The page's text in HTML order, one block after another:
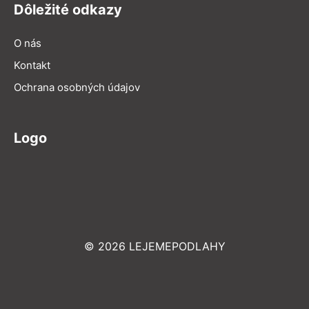
Dôležité odkazy
O nás
Kontakt
Ochrana osobných údajov
Logo
© 2026 LEJEMEPODLAHY